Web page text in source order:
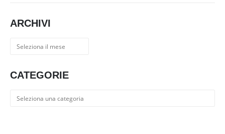
ARCHIVI
Archivi
CATEGORIE
Categorie